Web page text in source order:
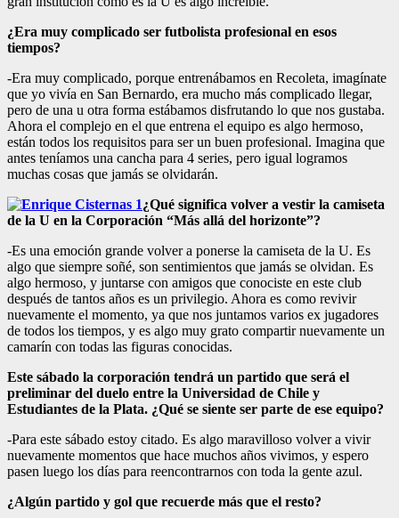
¿Era muy complicado ser futbolista profesional en esos
tiempos?
-Era muy complicado, porque entrenábamos en Recoleta, imagínate
que yo vivía en San Bernardo, era mucho más complicado llegar,
pero de una u otra forma estábamos disfrutando lo que nos gustaba.
Ahora el complejo en el que entrena el equipo es algo hermoso,
están todos los requisitos para ser un buen profesional. Imagina que
antes teníamos una cancha para 4 series, pero igual logramos
muchas cosas que jamás se olvidarán.
¿Qué significa volver a vestir la camiseta
de la U en la Corporación “Más allá del horizonte”?
-Es una emoción grande volver a ponerse la camiseta de la U. Es
algo que siempre soñé, son sentimientos que jamás se olvidan. Es
algo hermoso, y juntarse con amigos que conociste en este club
después de tantos años es un privilegio. Ahora es como revivir
nuevamente el momento, ya que nos juntamos varios ex jugadores
de todos los tiempos, y es algo muy grato compartir nuevamente un
camarín con todas las figuras conocidas.
Este sábado la corporación tendrá un partido que será el
preliminar del duelo entre la Universidad de Chile y
Estudiantes de la Plata. ¿Qué se siente ser parte de ese equipo?
-Para este sábado estoy citado. Es algo maravilloso volver a vivir
nuevamente momentos que hace muchos años vivimos, y espero
pasen luego los días para reencontrarnos con toda la gente azul.
¿Algún partido y gol que recuerde más que el resto?